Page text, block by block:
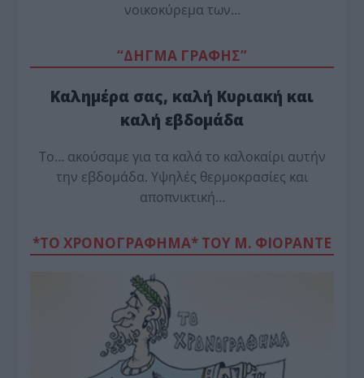
νοικοκύρεμα των…
“ΔΗΓΜΑ ΓΡΑΦΗΣ”
Καλημέρα σας, καλή Κυριακή και
καλή εβδομάδα
Το… ακούσαμε για τα καλά το καλοκαίρι αυτήν
την εβδομάδα. Υψηλές θερμοκρασίες και
αποπνικτική…
*ΤΟ ΧΡΟΝΟΓΡΑΦΗΜΑ* ΤΟΥ Μ. ΦΙΟΡΆΝΤΕ